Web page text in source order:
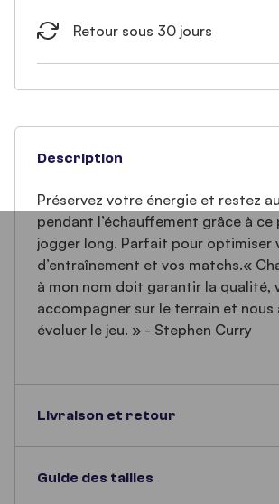
Retour sous 30 jours
Description
Préservez votre énergie et restez
pendant l’échauffement grâce à ce
jogger long. Parfait pour optimiser
d’entraînement et vos matchs.«
à mon nom doit garantir la qualité,
accompagner sur le terrain et nous
évoluer le jeu. » - Stephen Curry
Livraison et retour
Guide des tailles